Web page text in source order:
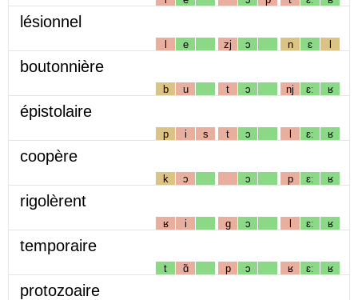
lésionnel
l e zj ɔ n ɛ l
boutonnière
b u t ɔ nj ɛː ʁ
épistolaire
p i s t ɔ l ɛː ʁ
coopère
k ɔ ɔ p ɛː ʁ
rigolèrent
ʁ i g ɔ l ɛː ʁ
temporaire
t ɑ̃ p ɔ ʁ ɛː ʁ
protozoaire